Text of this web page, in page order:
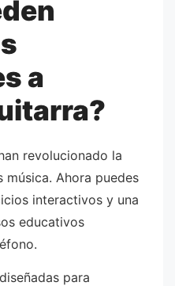
a
revolucionado la
música. Ahora puedes
interactivos y una
educativos
para